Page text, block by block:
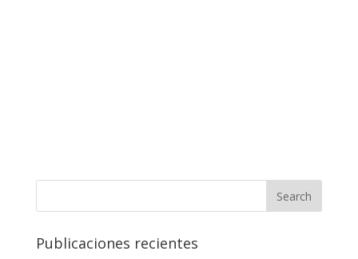
Publicaciones recientes